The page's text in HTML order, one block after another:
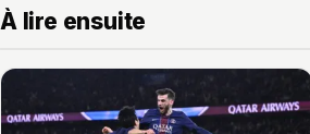
À lire ensuite